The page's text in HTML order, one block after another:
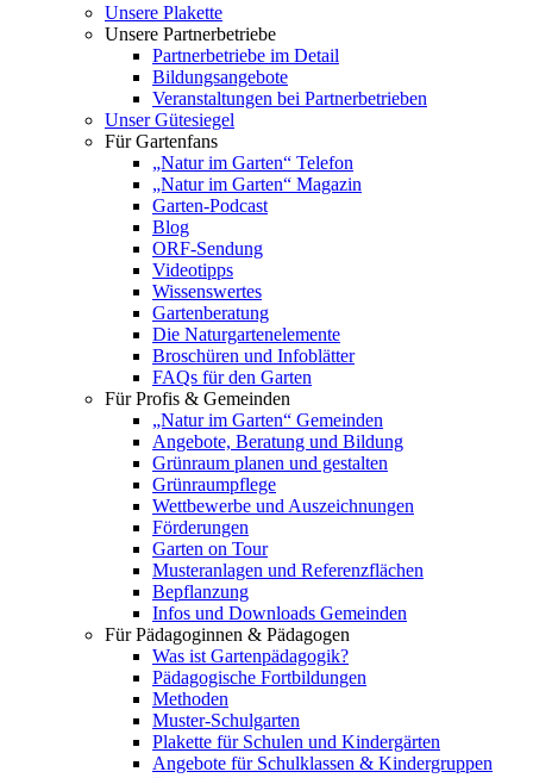
Unsere Plakette
Unsere Partnerbetriebe
Partnerbetriebe im Detail
Bildungsangebote
Veranstaltungen bei Partnerbetrieben
Unser Gütesiegel
Für Gartenfans
„Natur im Garten“ Telefon
„Natur im Garten“ Magazin
Garten-Podcast
Blog
ORF-Sendung
Videotipps
Wissenswertes
Gartenberatung
Die Naturgartenelemente
Broschüren und Infoblätter
FAQs für den Garten
Für Profis & Gemeinden
„Natur im Garten“ Gemeinden
Angebote, Beratung und Bildung
Grünraum planen und gestalten
Grünraumpflege
Wettbewerbe und Auszeichnungen
Förderungen
Garten on Tour
Musteranlagen und Referenzflächen
Bepflanzung
Infos und Downloads Gemeinden
Für Pädagoginnen & Pädagogen
Was ist Gartenpädagogik?
Pädagogische Fortbildungen
Methoden
Muster-Schulgarten
Plakette für Schulen und Kindergärten
Angebote für Schulklassen & Kindergruppen